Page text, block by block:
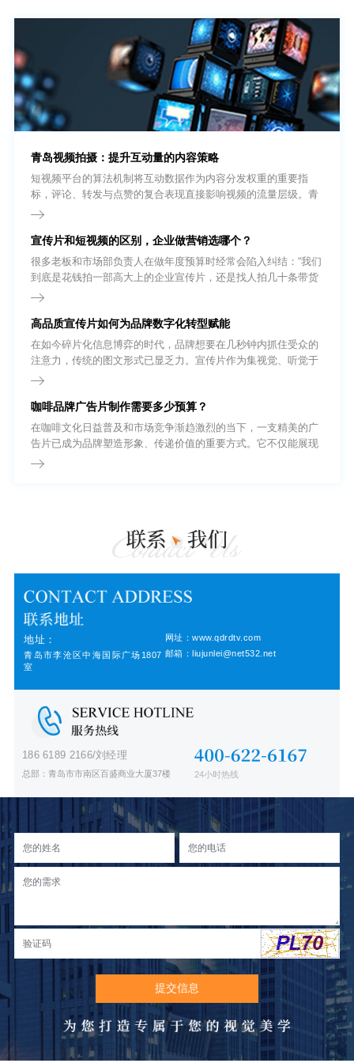
青岛视频拍摄：提升互动量的内容策略
短视频平台的算法机制将互动数据作为内容分发权重的重要指
标，评论、转发与点赞的复合表现直接影响视频的流量层级。青
岛视频拍摄团队在内容策划阶段即需将互动设计纳入创作流程，
宣传片和短视频的区别，企业做营销选哪个？
很多老板和市场部负责人在做年度预算时经常会陷入纠结：“我们
到底是花钱拍一部高大上的企业宣传片，还是找人拍几十条带货
短视频?”要回答这个问题，我们首先得把基础概念理清。很多外
高品质宣传片如何为品牌数字化转型赋能
在如今碎片化信息博弈的时代，品牌想要在几秒钟内抓住受众的
注意力，传统的图文形式已显乏力。宣传片作为集视觉、听觉于
一体的强有力输出载体，正逐渐从企业的“加分项”转变为“必选
质量的宣传片都能以极具冲击力的画面语言，为企业建立起坚实
的信任背书。
咖啡品牌广告片制作需要多少预算？
在咖啡文化日益普及和市场竞争渐趋激烈的当下，一支精美的广
告片已成为品牌塑造形象、传递价值的重要方式。它不仅能展现
咖啡的品质与风味，还能通过视觉语言连接消费者的情感与生活
地址：
青岛市李沧区中海国际广场1807
室
网址：www.qdrdtv.com
邮箱：liujunlei@net532.net
186 6189 2166/刘经理
总部：青岛市市南区百盛商业大厦37楼 24小时热线